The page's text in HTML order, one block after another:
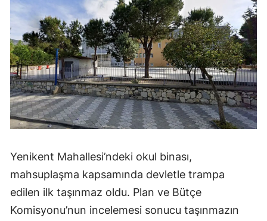
Yenikent Mahallesi’ndeki okul binası,
mahsuplaşma kapsamında devletle trampa
edilen ilk taşınmaz oldu. Plan ve Bütçe
Komisyonu’nun incelemesi sonucu taşınmazın